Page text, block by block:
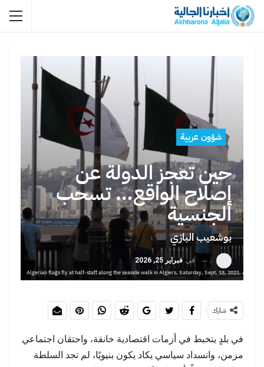
شؤون عربية
حين تعجز الدولة عن
إصلاح الواقع… تسحب
الجنسية
بوشعيب البازي
في فبراير 25, 2026
Algerian flags fly at half-staff along the seaside walk in Algiers, Saturday, Sept. 18, 2021.
شارك
في بلدٍ يتخبط في أزمات اقتصادية خانقة، واحتقان اجتماعي
مزمن، وانسداد سياسي يكاد يكون بنيويًا، لم تجد السلطة